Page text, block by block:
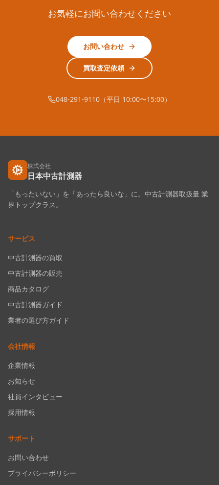
お気軽にお問い合わせください
お問い合わせ
買取査定依頼
048-291-9110（平日 10:00〜15:00）
株式会社
日本中古計測器
「もったいない」を「あったら良いな」に。中古計測器取扱量 業
界トップクラス。
サービス
中古計測器の買取
中古計測器の販売
商品カタログ
中古計測器ガイド
業者の選び方ガイド
会社情報
企業情報
お知らせ
社員インタビュー
採用情報
サポート
お問い合わせ
プライバシーポリシー